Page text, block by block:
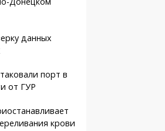
данных
порт в
от ГУР
крови